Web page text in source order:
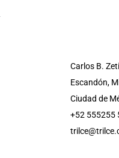
Carlos B.
Escandón,
Ciudad de
+52 555255